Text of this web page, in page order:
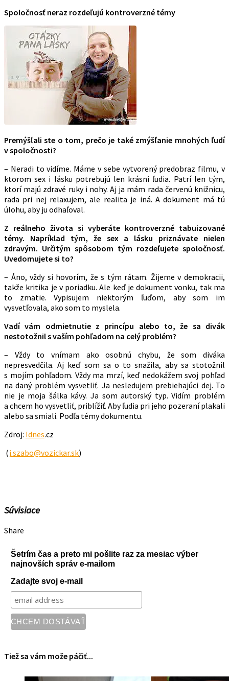
Spoločnosť neraz rozdeľujú kontroverzné témy
Premýšľali ste o tom, prečo je také zmýšľanie mnohých ľudí
v spoločnosti?
– Neradi to vidíme. Máme v sebe vytvorený predobraz filmu, v
ktorom sex i lásku potrebujú len krásni ľudia. Patrí len tým,
ktorí majú zdravé ruky i nohy. Aj ja mám rada červenú knižnicu,
rada pri nej relaxujem, ale realita je iná. A dokument má tú
úlohu, aby ju odhaľoval.
Z reálneho života si vyberáte kontroverzné tabuizované
témy. Napríklad tým, že sex a lásku priznávate nielen
zdravým. Určitým spôsobom tým rozdeľujete spoločnosť.
Uvedomujete si to?
– Áno, vždy si hovorím, že s tým rátam. Žijeme v demokracii,
takže kritika je v poriadku. Ale keď je dokument vonku, tak ma
to zmätie. Vypisujem niektorým ľuďom, aby som im
vysvetľovala, ako som to myslela.
Vadí vám odmietnutie z princípu alebo to, že sa divák
nestotožnil s vaším pohľadom na celý problém?
– Vždy to vnímam ako osobnú chybu, že som diváka
nepresvedčila. Aj keď som sa o to snažila, aby sa stotožnil
s mojím pohľadom. Vždy ma mrzí, keď nedokážem svoj pohľad
na daný problém vysvetliť. Ja nesledujem prebiehajúci dej. To
nie je moja šálka kávy. Ja som autorský typ. Vidím problém
a chcem ho vysvetliť, priblížiť. Aby ľudia pri jeho pozeraní plakali
alebo sa smiali. Podľa témy dokumentu.
Zdroj: Idnes.cz
(j.szabo@vozickar.sk)
Súvisiace
Share
Šetrím čas a preto mi pošlite raz za mesiac výber
najnovších správ e-mailom
Zadajte svoj e-mail
Tiež sa vám može páčiť...